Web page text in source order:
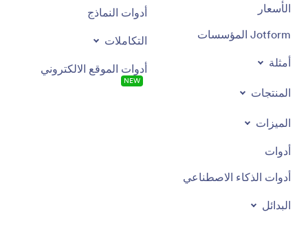
الأسعار
Jotform المؤسسات
أمثلة
المنتجات
الميزات
أدوات
أدوات الذكاء الاصطناعي
البدائل
أدوات النماذج
التكاملات
أدوات الموقع الالكتروني
NEW